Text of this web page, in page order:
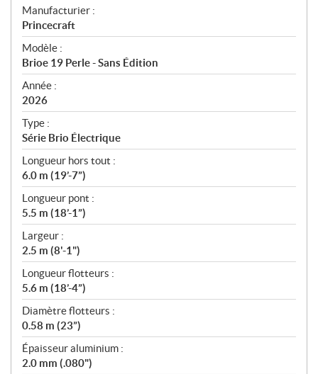
S
p
é
c
i
f
i
c
a
t
i
o
n
s
Manufacturier :
Princecraft
Modèle :
Brioe 19 Perle - Sans Édition
Année :
2026
Type :
Série Brio Électrique
Longueur hors tout :
6.0 m (19’-7”)
Longueur pont :
5.5 m (18’-1”)
Largeur :
2.5 m (8'-1")
Longueur flotteurs :
5.6 m (18’-4”)
Diamètre flotteurs :
0.58 m (23”)
Épaisseur aluminium :
2.0 mm (.080")